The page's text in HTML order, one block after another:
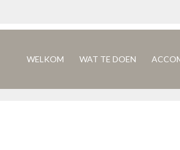
WELKOM WAT TE DOEN